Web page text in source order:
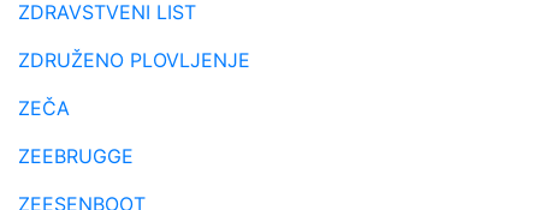
ZDRAVSTVENI LIST
ZDRUŽENO PLOVLJENJE
ZEČA
ZEEBRUGGE
ZEESENBOOT